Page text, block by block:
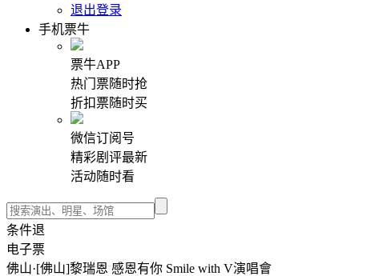
退出登录
手机票牛
票牛APP
热门票随时抢
折扣票随时买
微信订阅号
精彩剧评最新
活动随时看
条件退
电子票
佛山·[佛山]黎瑞恩 感恩有你 Smile with V演唱會